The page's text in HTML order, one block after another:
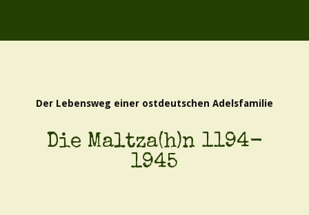
Der Lebensweg einer ostdeutschen Adelsfamilie
Die Maltza(h)n 1194-
1945